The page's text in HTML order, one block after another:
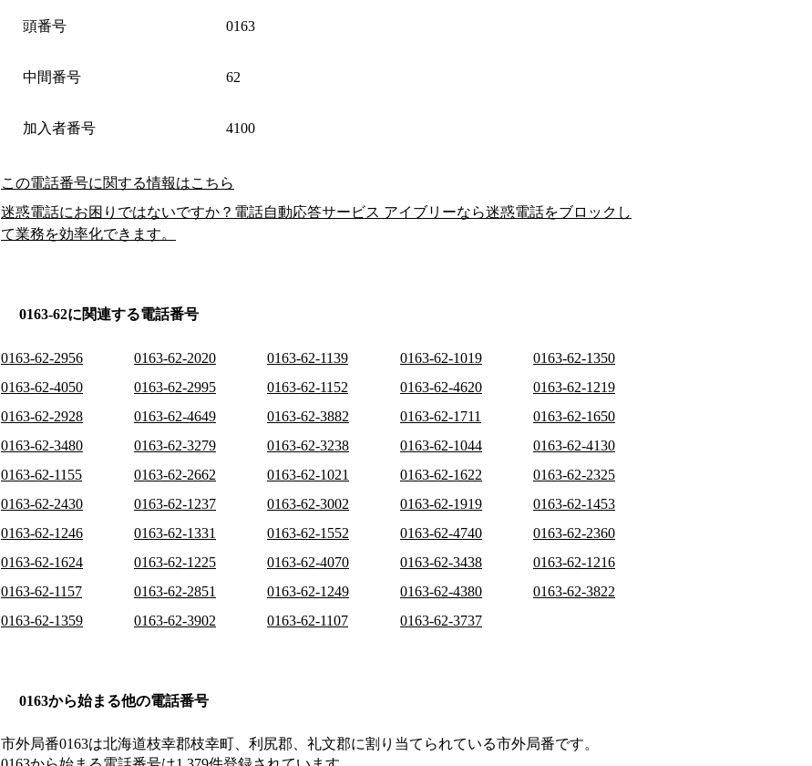
頭番号 0163
中間番号 62
加入者番号 4100
この電話番号に関する情報はこちら
迷惑電話にお困りではないですか？電話自動応答サービス アイブリーなら迷惑電話をブロックし
て業務を効率化できます。
0163-62に関連する電話番号
0163-62-2956 0163-62-2020 0163-62-1139 0163-62-1019
0163-62-1350
0163-62-4050
0163-62-2995 0163-62-1152 0163-62-4620
0163-62-1219
0163-62-2928
0163-62-4649 0163-62-3882 0163-62-1711
0163-62-1650
0163-62-3480
0163-62-3279 0163-62-3238 0163-62-1044
0163-62-4130
0163-62-1155
0163-62-2662 0163-62-1021 0163-62-1622
0163-62-2325
0163-62-2430
0163-62-1237 0163-62-3002 0163-62-1919
0163-62-1453
0163-62-1246
0163-62-1331 0163-62-1552 0163-62-4740
0163-62-2360
0163-62-1624
0163-62-1225 0163-62-4070 0163-62-3438
0163-62-1216
0163-62-1157
0163-62-2851 0163-62-1249 0163-62-4380
0163-62-3822
0163-62-1359
0163-62-3902 0163-62-1107 0163-62-3737
0163から始まる他の電話番号
市外局番0163は北海道枝幸郡枝幸町、利尻郡、礼文郡に割り当てられている市外局番です。